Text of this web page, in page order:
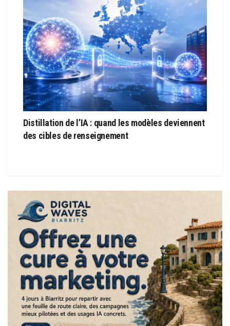
Distillation de l’IA : quand les modèles deviennent
des cibles de renseignement